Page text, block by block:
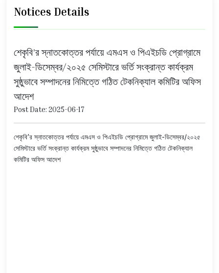
Notices Details
শেকৃবি’র স্নাতকোত্তর পর্যায়ে এমএস ও পিএইচডি প্রোগ্রামে
জুলাই-ডিসেম্বর/২০২৫ সেমিস্টারে ভর্তি সংক্রান্ত কার্যক্রম
সুষ্ঠুভাবে সম্পাদনের নিমিত্তে গঠিত টেকনিক্যাল কমিটির অফিস
আদেশ
Post Date: 2025-06-17
শেকৃবি’র স্নাতকোত্তর পর্যায়ে এমএস ও পিএইচডি প্রোগ্রামে জুলাই-ডিসেম্বর/২০২৫
সেমিস্টারে ভর্তি সংক্রান্ত কার্যক্রম সুষ্ঠুভাবে সম্পাদনের নিমিত্তে গঠিত টেকনিক্যাল
কমিটির অফিস আদেশ